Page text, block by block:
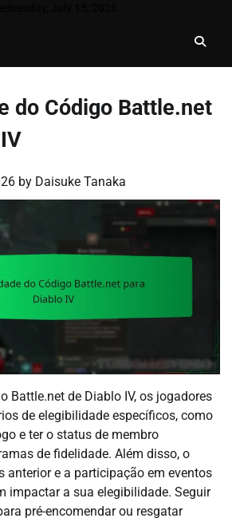
do Código Battle.net
by Daisuke Tanaka
Battle.net de Diablo IV, os jogadores
de elegibilidade específicos, como
e ter o status de membro
de fidelidade. Além disso, o
anterior e a participação em eventos
impactar a sua elegibilidade. Seguir
pré-encomendar ou resgatar